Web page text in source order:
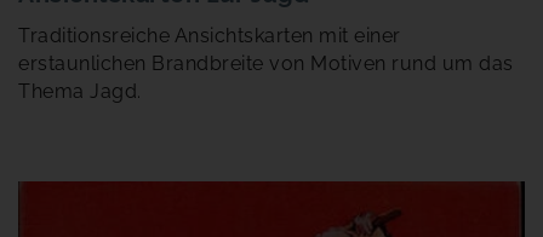
Traditionsreiche Ansichtskarten mit einer
erstaunlichen Brandbreite von Motiven rund um das
Thema Jagd.